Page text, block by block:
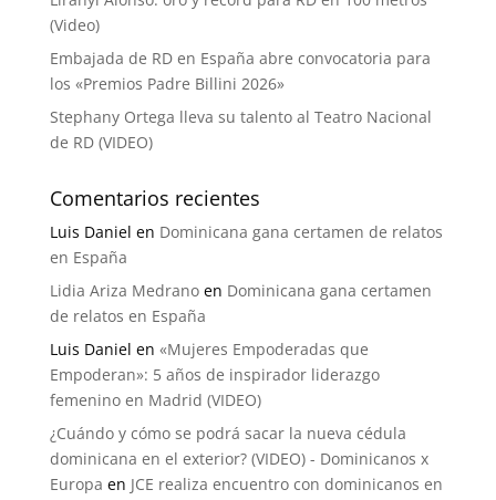
(Video)
Embajada de RD en España abre convocatoria para
los «Premios Padre Billini 2026»
Stephany Ortega lleva su talento al Teatro Nacional
de RD (VIDEO)
Comentarios recientes
Luis Daniel en Dominicana gana certamen de relatos
en España
Lidia Ariza Medranoen Dominicana gana certamen
de relatos en España
Luis Daniel en «Mujeres Empoderadas que
Empoderan»: 5 años de inspirador liderazgo
femenino en Madrid (VIDEO)
¿Cuándo y cómo se podrá sacar la nueva cédula
dominicana en el exterior? (VIDEO) - Dominicanos x
Europa en JCE realiza encuentro con dominicanos en